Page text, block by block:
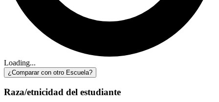
Loading...
¿Comparar con otro Escuela?
Raza/etnicidad del estudiante